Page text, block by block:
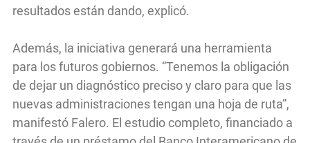
resultados están dando, explicó.
Además, la iniciativa generará una herramienta
para los futuros gobiernos. “Tenemos la obligación
de dejar un diagnóstico preciso y claro para que las
nuevas administraciones tengan una hoja de ruta”,
manifestó Falero. El estudio completo, financiado a